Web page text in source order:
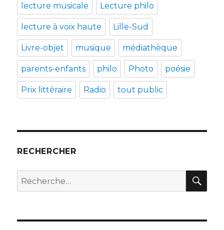
lecture musicale Lecture philo
lecture à voix haute Lille-Sud
Livre-objet musique médiathèque
parents-enfants philo Photo poésie
Prix littéraire Radio tout public
RECHERCHER
Recherche
pour